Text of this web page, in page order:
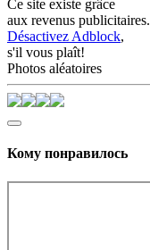
Ce site existe grâce
aux revenus publicitaires.
Désactivez Adblock,
s'il vous plaît!
Photos aléatoires
Кому понравилось